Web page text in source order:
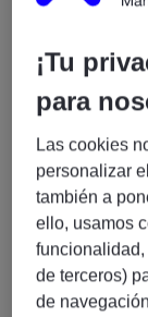
siguientes
SAP Finance
SAP FI/
SAP Logística
SAP MM
SAP SD
SAP Supply
¡Tu
para
Las cookies
personalizar
también a
ello, usamos
de terceros)
de